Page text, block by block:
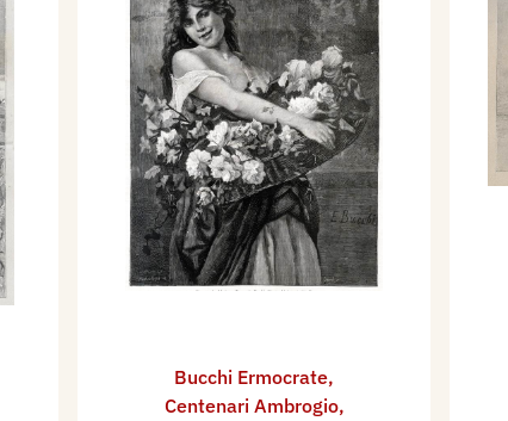
Bucchi Ermocrate,
Centenari Ambrogio,